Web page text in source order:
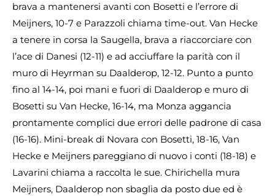
brava a mantenersi avanti con Bosetti e l’errore di
Meijners, 10-7 e Parazzoli chiama time-out. Van Hecke
a tenere in corsa la Saugella, brava a riaccorciare con
l’ace di Danesi (12-11) e ad acciuffare la parità con il
muro di Heyrman su Daalderop, 12-12. Punto a punto
fino al 14-14, poi mani e fuori di Daalderop e muro di
Bosetti su Van Hecke, 16-14, ma Monza aggancia
prontamente complici due errori delle padrone di casa
(16-16). Mini-break di Novara con Bosetti, 18-16, Van
Hecke e Meijners pareggiano di nuovo i conti (18-18) e
Lavarini chiama a raccolta le sue. Chirichella mura
Meijners, Daalderop non sbaglia da posto due ed è